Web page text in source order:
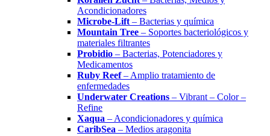
Acondicionadores
Microbe-Lift – Bacterias y química
Mountain Tree – Soportes bacteriológicos y
materiales filtrantes
Probidio – Bacterias, Potenciadores y
Medicamentos
Ruby Reef– Amplio tratamiento de
enfermedades
Underwater Creations – Vibrant – Color –
Refine
Xaqua – Acondicionadores y química
CaribSea – Medios aragonita